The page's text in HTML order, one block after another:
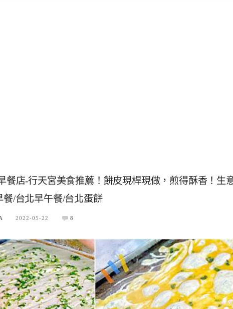
餐店-行天宮美食推薦！餅皮現桿現做，煎得酥香！生
/台北早午餐/台北蛋餅
2022-05-22 8